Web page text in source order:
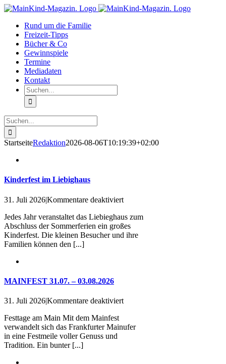
Zum
springen
Facebook
Instagram
Rund um die Familie
Freizeit-Tipps
Bücher & Co
Gewinnspiele
Termine
Mediadaten
Kontakt
Suche
nach:
Suche
nach:
StartseiteRedaktion2026-08-06T10:19:39+02:00
Kinderfest im Liebighaus
31. Juli 2026|Kommentare deaktiviertfür
im
Liebighaus
Jedes Jahr veranstaltet das Liebieghaus zum
Abschluss der Sommerferien ein großes
Kinderfest. Die kleinen Besucher und ihre
Familien können den [...]
MAINFEST 31.07. – 03.08.2026
31. Juli 2026|Kommentare deaktiviertfür
–
Festtage am Main Mit dem Mainfest
verwandelt sich das Frankfurter Mainufer
in eine Festmeile voller Genuss und
Tradition. Ein bunter [...]